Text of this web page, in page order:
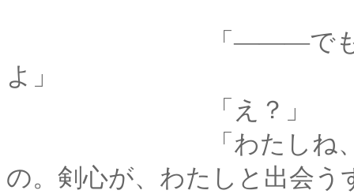
「―――でもね、剣
よ」
「え？」
「わたしね、こんな
の。剣心が、わたしと出会